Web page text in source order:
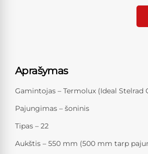
Aprašymas
Gamintojas – Termolux (Ideal Stelrad
Pajungimas – šoninis
Tipas – 22
Aukštis – 550 mm (500 mm tarp